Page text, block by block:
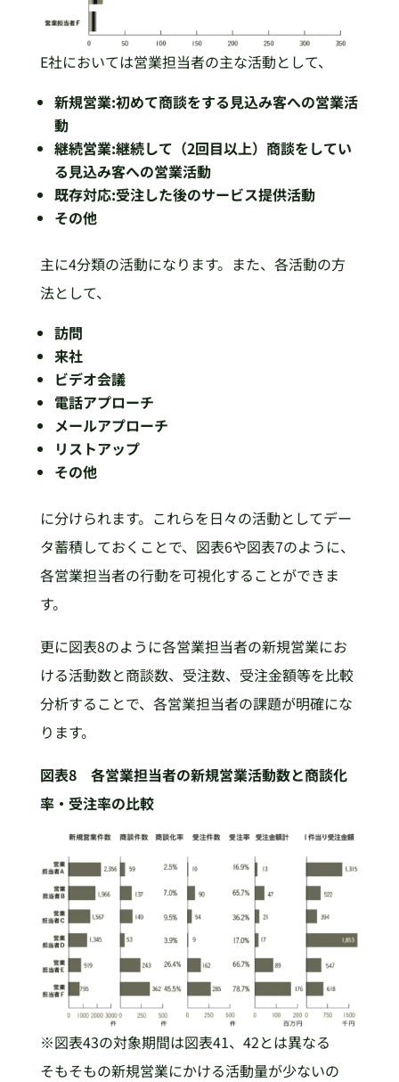
E社においては営業担当者の主な活動として、
新規営業:初めて商談をする見込み客への営業活
動
継続営業:継続して（2回目以上）商談をしてい
る見込み客への営業活動
既存対応:受注した後のサービス提供活動
その他
主に4分類の活動になります。また、各活動の方
法として、
訪問
来社
ビデオ会議
電話アプローチ
メールアプローチ
リストアップ
その他
に分けられます。これらを日々の活動としてデー
タ蓄積しておくことで、図表6や図表7のように、
各営業担当者の行動を可視化することができま
す。
更に図表8のように各営業担当者の新規営業にお
ける活動数と商談数、受注数、受注金額等を比較
分析することで、各営業担当者の課題が明確にな
ります。
図表8 各営業担当者の新規営業活動数と商談化
率・受注率の比較
※図表43の対象期間は図表41、42とは異なる
そもそもの新規営業にかける活動量が少ないの